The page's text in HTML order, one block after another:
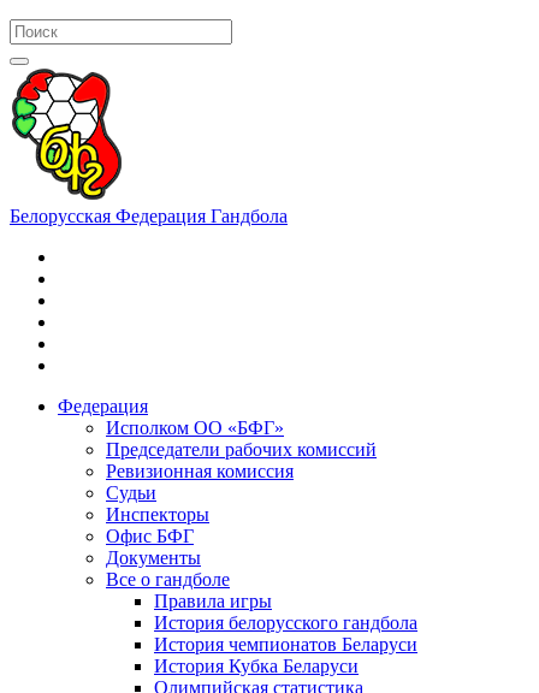
Белорусская Федерация Гандбола
Федерация
Исполком ОО «БФГ»
Председатели рабочих комиссий
Ревизионная комиссия
Судьи
Инспекторы
Офис БФГ
Документы
Все о гандболе
Правила игры
История белорусского гандбола
История чемпионатов Беларуси
История Кубка Беларуси
Олимпийская статистика